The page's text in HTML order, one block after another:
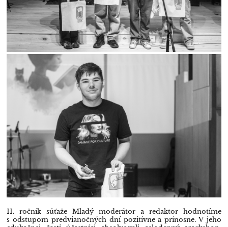
11. ročník súťaže Mladý moderátor a redaktor hodnotíme
s odstupom predvianočných dní pozitívne a prínosne. V jeho